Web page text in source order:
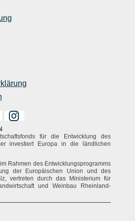
für die Entwicklung des
investiert Europa in die ländlichen
Rahmen des Entwicklungsprogramms
der Europäischen Union und des
vertreten durch das Ministerium für
und Weinbau Rheinland-